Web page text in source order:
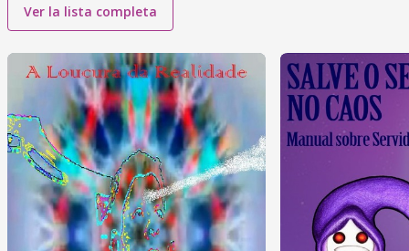
Ver la lista completa